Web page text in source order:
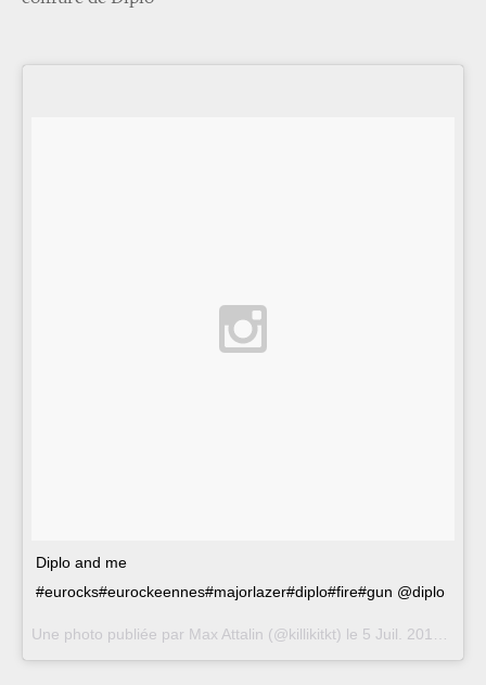
Diplo and me
#eurocks#eurockeennes#majorlazer#diplo#fire#gun @diplo
Une photo publiée par Max Attalin (@killikitkt) le 5 Juil. 2015 à 1h53 PDT